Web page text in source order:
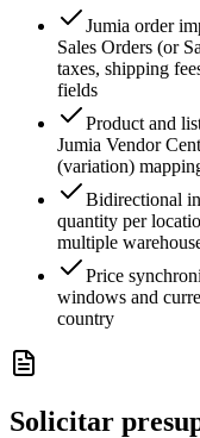
Jumia order
Sales Orders (or
taxes, shipping
fields
Product and
Jumia Vendor
(variation)
Bidirectional
quantity per
multiple
Price
windows and
country
Solicitar